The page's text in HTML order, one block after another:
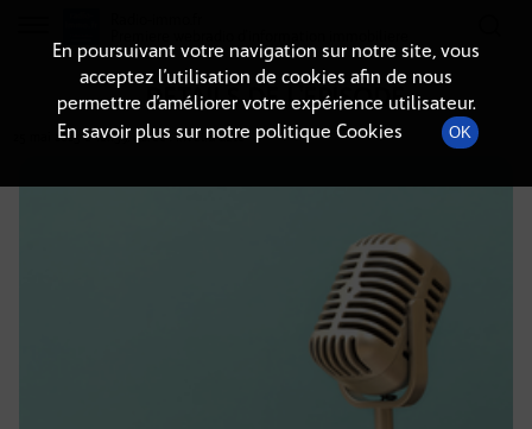
DÉTAILS DE L'ÉPISODE
25 mai 2025 à 18h59, durée : Invalid date
En poursuivant votre navigation sur notre site, vous
acceptez l’utilisation de cookies afin de nous
permettre d’améliorer votre expérience utilisateur.
En savoir plus sur notre politique Cookies
OK